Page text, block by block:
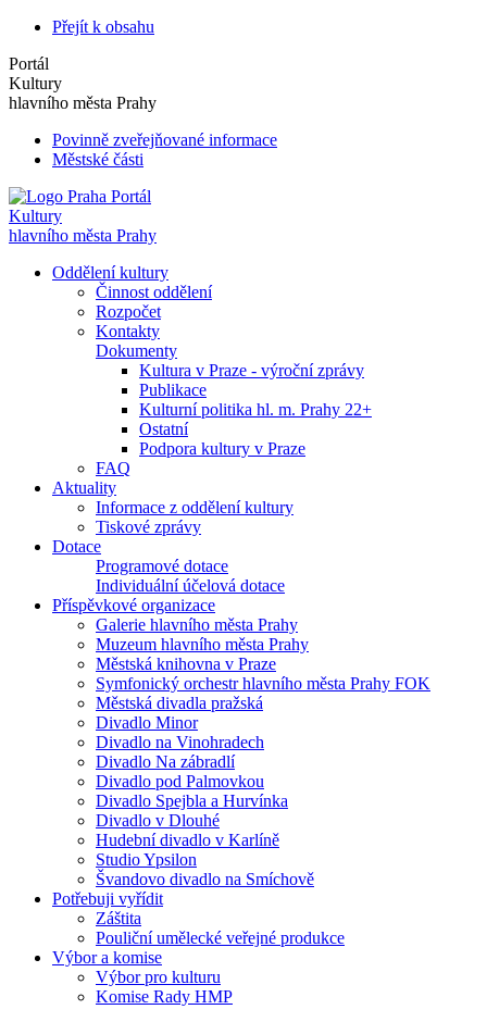
Přejít k obsahu
Portál
Kultury
hlavního města Prahy
Povinně zveřejňované informace
Městské části
Portál
Kultury
hlavního města Prahy
Oddělení kultury
Činnost oddělení
Rozpočet
Kontakty
Dokumenty
Kultura v Praze - výroční zprávy
Publikace
Kulturní politika hl. m. Prahy 22+
Ostatní
Podpora kultury v Praze
FAQ
Aktuality
Informace z oddělení kultury
Tiskové zprávy
Dotace
Programové dotace
Individuální účelová dotace
Příspěvkové organizace
Galerie hlavního města Prahy
Muzeum hlavního města Prahy
Městská knihovna v Praze
Symfonický orchestr hlavního města Prahy FOK
Městská divadla pražská
Divadlo Minor
Divadlo na Vinohradech
Divadlo Na zábradlí
Divadlo pod Palmovkou
Divadlo Spejbla a Hurvínka
Divadlo v Dlouhé
Hudební divadlo v Karlíně
Studio Ypsilon
Švandovo divadlo na Smíchově
Potřebuji vyřídit
Záštita
Pouliční umělecké veřejné produkce
Výbor a komise
Výbor pro kulturu
Komise Rady HMP